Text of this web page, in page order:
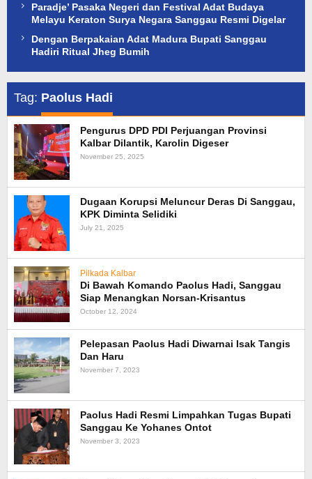
Paradje’ Pasaka Negeri dan Festival Adat Budaya
Melayu Keraton Surya Negara Sanggau Resmi Digelar
Dengan Berpakaian Adat Madura Bupati Sanggau
Hadiri Ritual Jheg Bumih
Tag: Paolus Hadi
Pengurus DPD PDI Perjuangan Provinsi
Kalbar Dilantik, Karolin Digeser
November 25, 2025
Dugaan Korupsi Meluncur Deras Di Sanggau,
KPK Diminta Selidiki
July 21, 2025
Pilkada Kalbar
Di Bawah Komando Paolus Hadi, Sanggau
Siap Menangkan Norsan-Krisantus
October 12, 2024
Pelepasan Paolus Hadi Diwarnai Isak Tangis
Dan Haru
November 7, 2023
Paolus Hadi Resmi Limpahkan Tugas Bupati
Sanggau Ke Yohanes Ontot
November 3, 2023